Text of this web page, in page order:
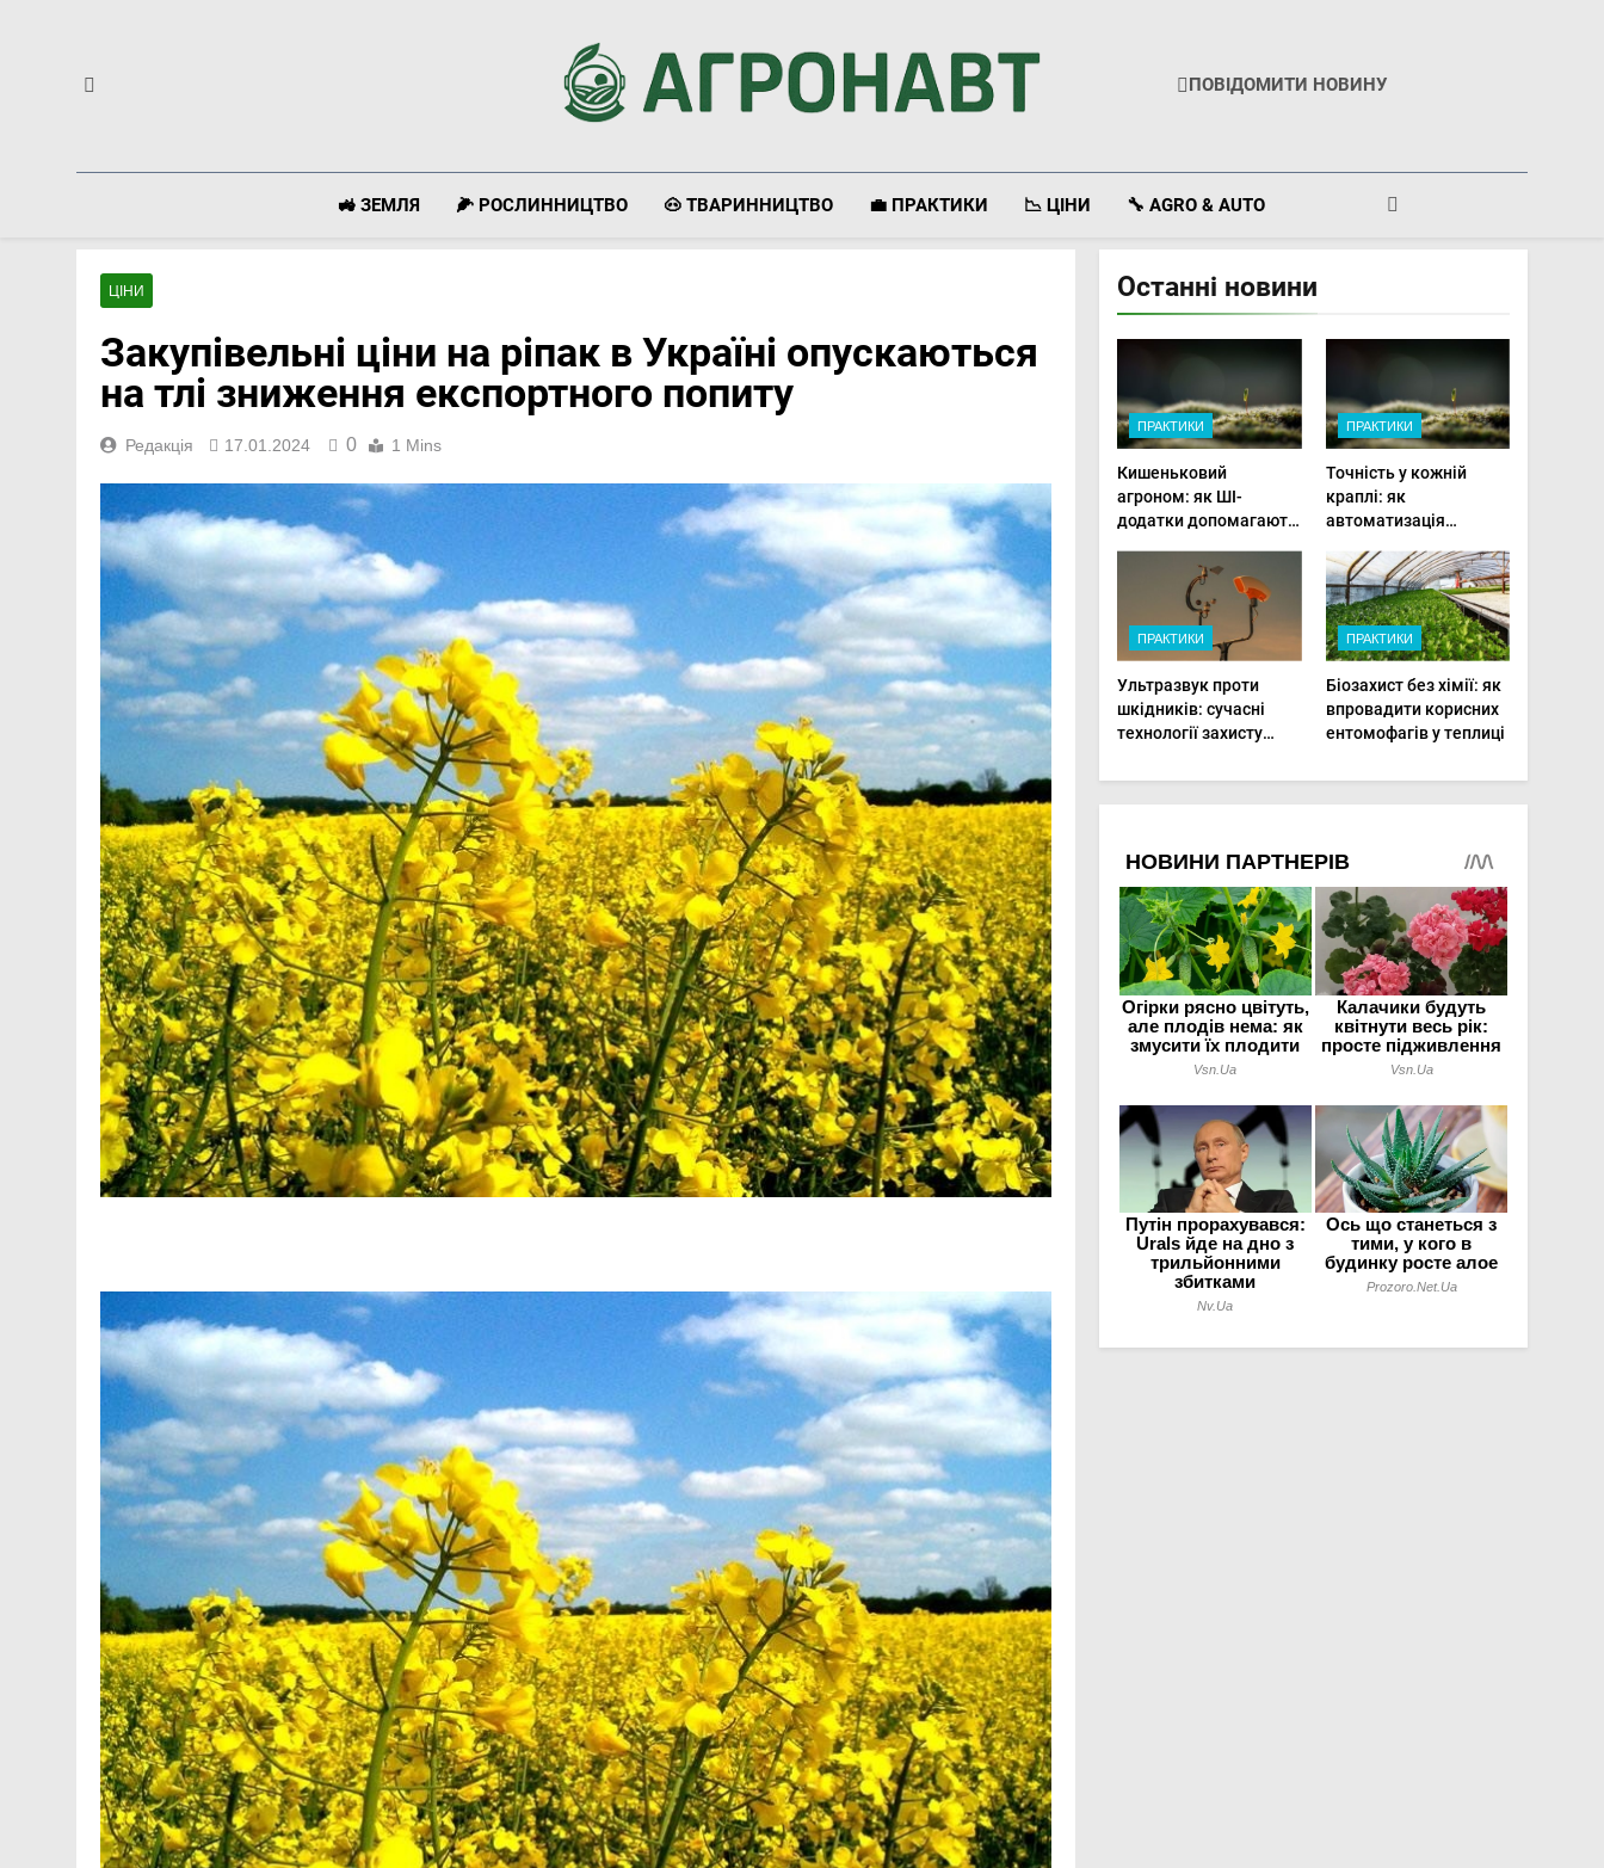
Агронавт
ПОВІДОМИТИ НОВИНУ
🚜 ЗЕМЛЯ 🌽 РОСЛИННИЦТВО 🐽 ТВАРИННИЦТВО 💼 ПРАКТИКИ 📉 ЦІНИ 🔧 AGRO & AUTO
ЦІНИ
Закупівельні ціни на ріпак в Україні опускаються
на тлі зниження експортного попиту
Редакція 17.01.2024 0 1 Mins
Link
Останні новини
ПРАКТИКИ
Кишеньковий
агроном: як ШІ-
додатки допомагають
діагностувати хвороби
рослин миттєво
ПРАКТИКИ
Точність у кожній
краплі: як
автоматизація
прибутки малого
фермера
ПРАКТИКИ
Ультразвук проти
шкідників: сучасні
технології захисту
господарствах
ПРАКТИКИ
Біозахист без хімії: як
впровадити корисних
ентомофагів у теплиці